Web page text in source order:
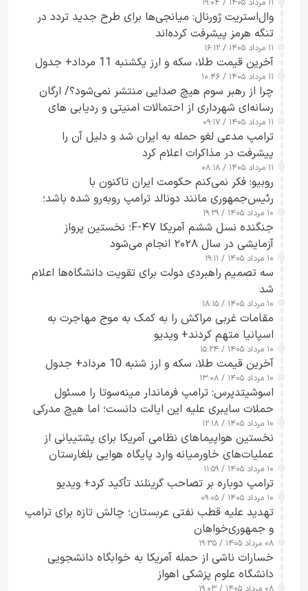
۱۱ مرداد ۱۴۰۵ / ۱۹:۰۴
وال‌استریت ژورنال: میانجی‌ها برای طرح جدید تردد در
تنگه هرمز پیشرفت کرده‌اند
۱۱ مرداد ۱۴۰۵ / ۱۶:۱۲
آخرین قیمت طلا، سکه و ارز یکشنبه 11 مرداد+ جدول
۱۱ مرداد ۱۴۰۵ / ۱۰:۴۶
چرا از رهبر سوم هیچ صدایی منتشر نمی‌شود؟/ ارگان
رسانه‌ای شهرداری از احتمالات امنیتی و ردیابی های
جاسوسی گفت
۱۱ مرداد ۱۴۰۵ / ۰۹:۱۷
ترامپ مدعی لغو حمله به ایران شد و دلیل آن را
پیشرفت در مذاکرات اعلام کرد
۱۱ مرداد ۱۴۰۵ / ۰۸:۱۸
روبیو: فکر نمی‌کنم حکومت ایران تاکنون با
رئیس‌جمهوری مانند دونالد ترامپ روبه‌رو شده باشد؛
کسی که واقعاً دست به اقدام می‌زند
۱۰ مرداد ۱۴۰۵ / ۱۹:۲۹
جنگنده نسل ششم آمریکا F-۴۷؛ نخستین پرواز
آزمایشی در سال ۲۰۲۸ انجام می‌شود
۱۰ مرداد ۱۴۰۵ / ۱۹:۱۱
سه تصمیم راهبردی دولت برای تقویت دانشگاه‌ها اعلام
شد
۱۰ مرداد ۱۴۰۵ / ۱۸:۱۵
مقامات غربی مراکش را به کمک به موج مهاجرت به
اسپانیا متهم کردند+ ویدیو
۱۰ مرداد ۱۴۰۵ / ۱۵:۲۴
آخرین قیمت طلا، سکه و ارز شنبه 10 مرداد+ جدول
۱۰ مرداد ۱۴۰۵ / ۱۳:۰۸
اسوشیتدپرس: ترامپ فرماندار مینه‌سوتا را مسئول
حملات سایبری علیه این ایالت دانست؛ اما هیچ مدرکی
ارائه نکرد
۱۰ مرداد ۱۴۰۵ / ۱۲:۱۸
نخستین هواپیماهای نظامی آمریکا برای پشتیبانی از
عملیات‌های خاورمیانه وارد پایگاه هوایی بلغارستان
شدند
۱۰ مرداد ۱۴۰۵ / ۱۱:۵۹
ترامپ دوباره بر تصاحب گرینلند تأکید کرد+ ویدیو
۱۰ مرداد ۱۴۰۵ / ۰۹:۰۵
تهدید علیه قطب نفتی عربستان؛ چالش تازه برای ترامپ
و جمهوری‌خواهان
۰۸ مرداد ۱۴۰۵ / ۱۹:۳۵
خسارات ناشی از حمله آمریکا به خوابگاه دانشجویی
دانشگاه علوم پزشکی اهواز